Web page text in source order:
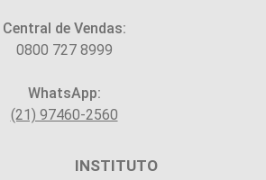
Central de Vendas:
0800 727 8999
WhatsApp:
(21) 97460-2560
INSTITUTO